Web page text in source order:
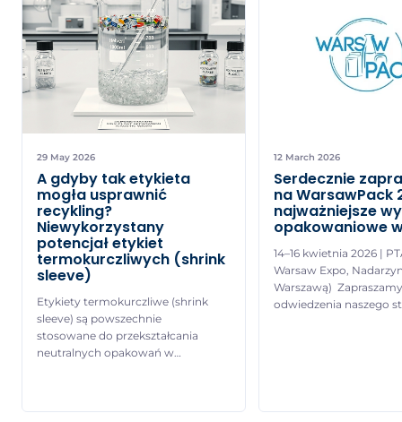
29 May 2026
A gdyby tak etykieta
mogła usprawnić
recykling?
Niewykorzystany
potencjał etykiet
termokurczliwych (shrink
sleeve)
Etykiety termokurczliwe (shrink
sleeve) są powszechnie
stosowane do przekształcania
neutralnych opakowań w
12 March 2026
Serdecznie
na WarsawPack
najważniejsze
opakowaniowe
14–16 kwietnia 2026 |
Warsaw Expo,
Warszawą)
odwiedzenia naszego